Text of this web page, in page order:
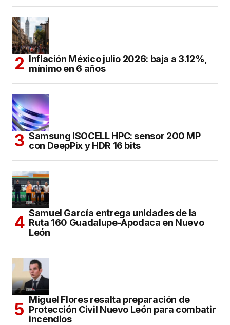
Inflación México julio 2026: baja a 3.12%,
mínimo en 6 años
Samsung ISOCELL HPC: sensor 200 MP
con DeepPix y HDR 16 bits
Samuel García entrega unidades de la
Ruta 160 Guadalupe-Apodaca en Nuevo
León
Miguel Flores resalta preparación de
Protección Civil Nuevo León para combatir
incendios